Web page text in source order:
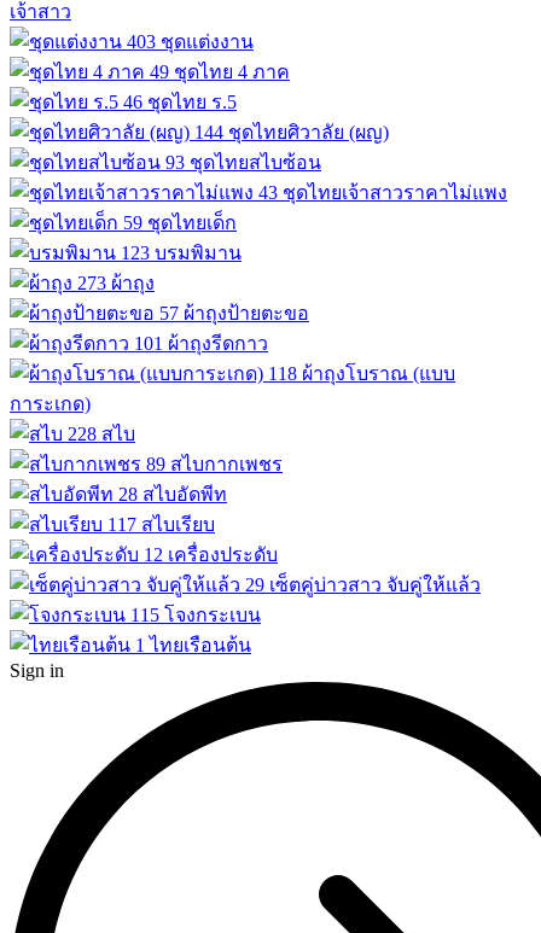
เจ้าสาว
403 ชุดแต่งงาน
49 ชุดไทย 4 ภาค
46 ชุดไทย ร.5
144 ชุดไทยศิวาลัย (ผญ)
93 ชุดไทยสไบซ้อน
43 ชุดไทยเจ้าสาวราคาไม่แพง
59 ชุดไทยเด็ก
123 บรมพิมาน
273 ผ้าถุง
57 ผ้าถุงป้ายตะขอ
101 ผ้าถุงรีดกาว
118 ผ้าถุงโบราณ (แบบ
การะเกด)
228 สไบ
89 สไบกากเพชร
28 สไบอัดพีท
117 สไบเรียบ
12 เครื่องประดับ
29 เซ็ตคู่บ่าวสาว จับคู่ให้แล้ว
115 โจงกระเบน
1 ไทยเรือนต้น
Sign in